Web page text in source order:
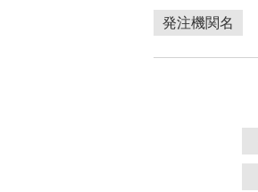
発注機関名